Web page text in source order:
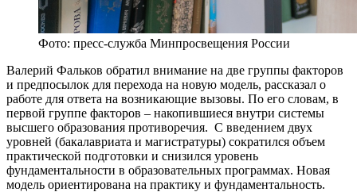
Фото: пресс-служба Минпросвещения России
Валерий Фальков обратил внимание на две группы факторов
и предпосылок для перехода на новую модель, рассказал о
работе для ответа на возникающие вызовы. По его словам, в
первой группе факторов – накопившиеся внутри системы
высшего образования противоречия. С введением двух
уровней (бакалавриата и магистратуры) сократился объем
практической подготовки и снизился уровень
фундаментальности в образовательных программах. Новая
модель ориентирована на практику и фундаментальность.